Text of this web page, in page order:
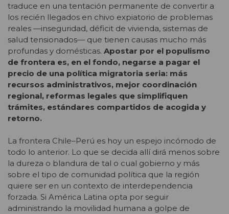
traduce en una tentación permanente de convertir a
los recién llegados en chivo expiatorio de problemas
reales —inseguridad, déficit de vivienda, sistemas de
salud tensionados— que tienen causas mucho más
profundas y domésticas. Apostar por el populismo
de frontera es, en el fondo, negarse a pagar el
precio de una política migratoria seria: más
recursos administrativos, mejor coordinación
regional, reformas legales que simplifiquen
trámites, estándares compartidos de acogida y
retorno.
La frontera Chile–Perú es hoy un espejo incómodo de
todo lo anterior. Lo que se decida allí dirá menos sobre
la dureza o blandura de tal o cual gobierno y más
sobre el tipo de comunidad política que la región
quiere ser en un contexto de interdependencia
forzada. Si América Latina opta por seguir
administrando la movilidad humana a golpe de